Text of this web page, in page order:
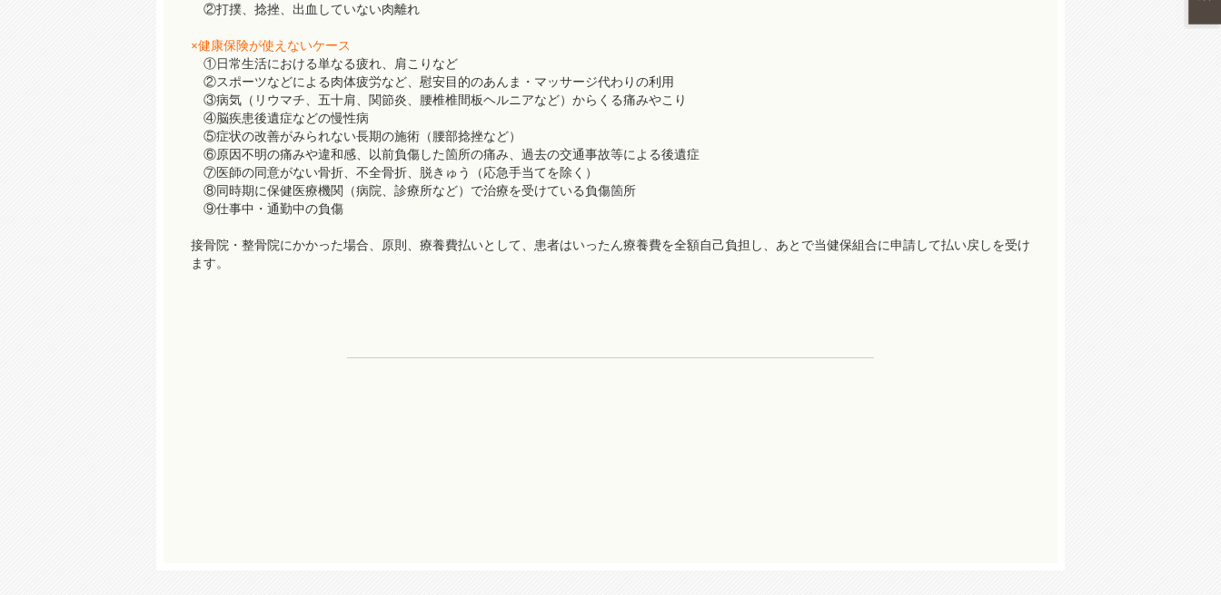
②打撲、捻挫、出血していない肉離れ
×健康保険が使えないケース
①日常生活における単なる疲れ、肩こりなど
②スポーツなどによる肉体疲労など、慰安目的のあんま・マッサージ代わりの利用
③病気（リウマチ、五十肩、関節炎、腰椎椎間板ヘルニアなど）からくる痛みやこり
④脳疾患後遺症などの慢性病
⑤症状の改善がみられない長期の施術（腰部捻挫など）
⑥原因不明の痛みや違和感、以前負傷した箇所の痛み、過去の交通事故等による後遺症
⑦医師の同意がない骨折、不全骨折、脱きゅう（応急手当てを除く）
⑧同時期に保健医療機関（病院、診療所など）で治療を受けている負傷箇所
⑨仕事中・通勤中の負傷
接骨院・整骨院にかかった場合、原則、療養費払いとして、患者はいったん療養費を全額自己負担し、あとで当健保組合に申請して払い戻しを受け
ます。